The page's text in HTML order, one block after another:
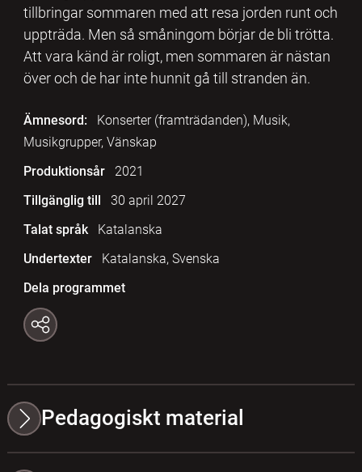
tillbringar sommaren med att resa jorden runt och
uppträda. Men så småningom börjar de bli trötta.
Att vara känd är roligt, men sommaren är nästan
över och de har inte hunnit gå till stranden än.
Ämnesord:
Konserter (framträdanden), Musik,
Musikgrupper, Vänskap
Produktionsår
2021
Tillgänglig till
30 april 2027
Talat språk
Katalanska
Undertexter
Katalanska, Svenska
Dela programmet
Pedagogiskt material